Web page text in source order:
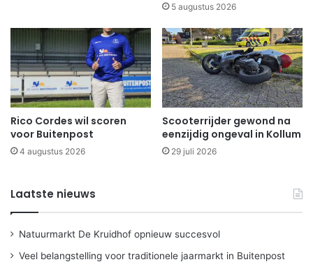
5 augustus 2026
Rico Cordes wil scoren
voor Buitenpost
4 augustus 2026
Scooterrijder gewond na
eenzijdig ongeval in Kollum
29 juli 2026
Laatste nieuws
Natuurmarkt De Kruidhof opnieuw succesvol
Veel belangstelling voor traditionele jaarmarkt in Buitenpost